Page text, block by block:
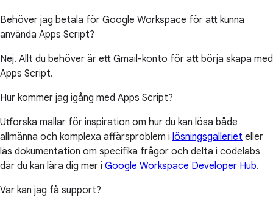
Behöver jag betala för Google Workspace för att kunna
använda Apps Script?
Nej. Allt du behöver är ett Gmail-konto för att börja skapa med
Apps Script.
Hur kommer jag igång med Apps Script?
Utforska mallar för inspiration om hur du kan lösa både
allmänna och komplexa affärsproblem i lösningsgalleriet eller
läs dokumentation om specifika frågor och delta i codelabs
där du kan lära dig mer i Google Workspace Developer Hub.
Var kan jag få support?